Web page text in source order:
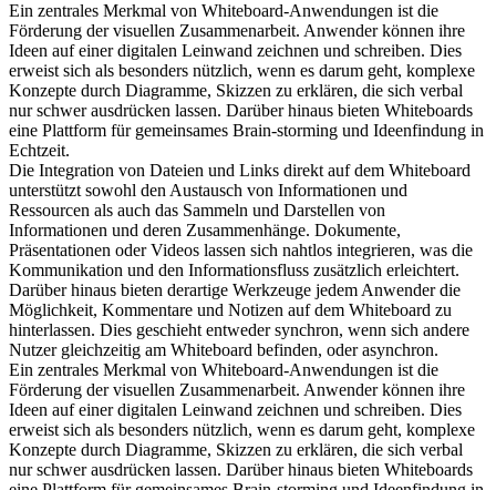
Ein zentrales Merkmal von Whiteboard-Anwendungen ist die
Förderung der visuellen Zusammenarbeit. Anwender können ihre
Ideen auf einer digitalen Leinwand zeichnen und schreiben. Dies
erweist sich als besonders nützlich, wenn es darum geht, komplexe
Konzepte durch Diagramme, Skizzen zu erklären, die sich verbal
nur schwer ausdrücken lassen. Darüber hinaus bieten Whiteboards
eine Plattform für gemeinsames Brain-storming und Ideenfindung in
Echtzeit.
Die Integration von Dateien und Links direkt auf dem Whiteboard
unterstützt sowohl den Austausch von Informationen und
Ressourcen als auch das Sammeln und Darstellen von
Informationen und deren Zusammenhänge. Dokumente,
Präsentationen oder Videos lassen sich nahtlos integrieren, was die
Kommunikation und den Informationsfluss zusätzlich erleichtert.
Darüber hinaus bieten derartige Werkzeuge jedem Anwender die
Möglichkeit, Kommentare und Notizen auf dem Whiteboard zu
hinterlassen. Dies geschieht entweder synchron, wenn sich andere
Nutzer gleichzeitig am Whiteboard befinden, oder asynchron.
Ein zentrales Merkmal von Whiteboard-Anwendungen ist die
Förderung der visuellen Zusammenarbeit. Anwender können ihre
Ideen auf einer digitalen Leinwand zeichnen und schreiben. Dies
erweist sich als besonders nützlich, wenn es darum geht, komplexe
Konzepte durch Diagramme, Skizzen zu erklären, die sich verbal
nur schwer ausdrücken lassen. Darüber hinaus bieten Whiteboards